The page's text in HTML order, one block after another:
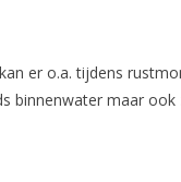
er o.a. tijdens
binnenwater maar